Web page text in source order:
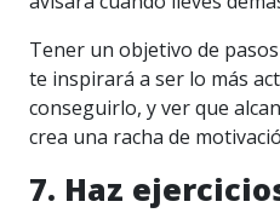
Tener un objetivo de
te inspirará a ser lo más
conseguirlo, y ver que
crea una racha de
7. Haz